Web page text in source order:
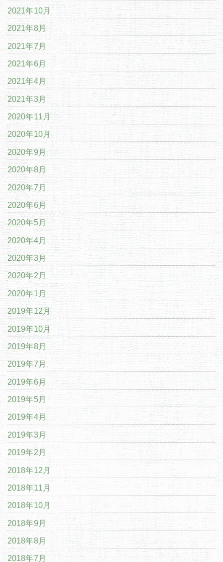
2021年10月
2021年8月
2021年7月
2021年6月
2021年4月
2021年3月
2020年11月
2020年10月
2020年9月
2020年8月
2020年7月
2020年6月
2020年5月
2020年4月
2020年3月
2020年2月
2020年1月
2019年12月
2019年10月
2019年8月
2019年7月
2019年6月
2019年5月
2019年4月
2019年3月
2019年2月
2018年12月
2018年11月
2018年10月
2018年9月
2018年8月
2018年7月